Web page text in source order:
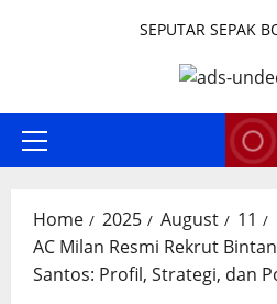
SEPUTAR SEPAK
Primary
Home 2025 August
11
AC Milan Resmi Rekrut
Santos: Profil, Strategi, dan